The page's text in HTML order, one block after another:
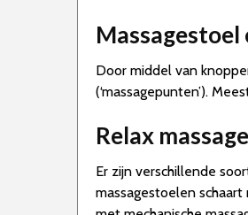
Door middel van
(‘massagepunten’).
Relax
Er zijn verschillende
massagestoelen